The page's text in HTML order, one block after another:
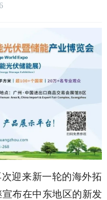
迎来新一轮的海外拓
布在中东地区的新发